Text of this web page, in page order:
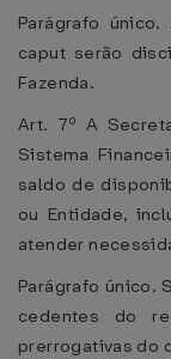
Parágrafo
caput serão
Fazenda.
Art. 7º A
Sistema
saldo de
ou Entidade,
atender
Parágrafo único.
cedentes do
prerrogativas do